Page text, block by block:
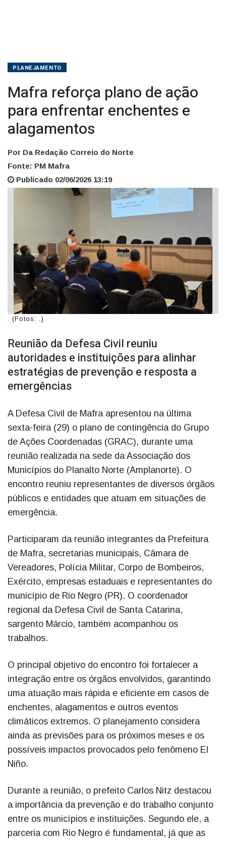
PLANEJAMENTO
Mafra reforça plano de ação
para enfrentar enchentes e
alagamentos
Por Da Redação Correio do Norte
Fonte: PM Mafra
Publicado 02/06/2026 13:19
. (Fotos: .)
Reunião da Defesa Civil reuniu
autoridades e instituições para alinhar
estratégias de prevenção e resposta a
emergências
A Defesa Civil de Mafra apresentou na última
sexta-feira (29) o plano de contingência do Grupo
de Ações Coordenadas (GRAC), durante uma
reunião realizada na sede da Associação dos
Municípios do Planalto Norte (Amplanorte). O
encontro reuniu representantes de diversos órgãos
públicos e entidades que atuam em situações de
emergência.
Participaram da reunião integrantes da Prefeitura
de Mafra, secretarias municipais, Câmara de
Vereadores, Polícia Militar, Corpo de Bombeiros,
Exército, empresas estaduais e representantes do
município de Rio Negro (PR). O coordenador
regional da Defesa Civil de Santa Catarina,
sargento Márcio, também acompanhou os
trabalhos.
O principal objetivo do encontro foi fortalecer a
integração entre os órgãos envolvidos, garantindo
uma atuação mais rápida e eficiente em casos de
enchentes, alagamentos e outros eventos
climáticos extremos. O planejamento considera
ainda as previsões para os próximos meses e os
possíveis impactos provocados pelo fenômeno El
Niño.
Durante a reunião, o prefeito Carlos Nitz destacou
a importância da prevenção e do trabalho conjunto
entre os municípios e instituições. Segundo ele, a
parceria com Rio Negro é fundamental, já que as